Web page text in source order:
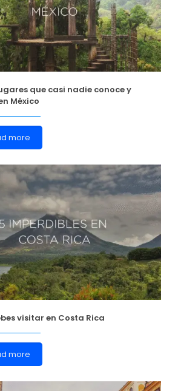
que casi nadie conoce y
México
more
visitar en Costa Rica
more